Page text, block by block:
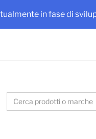
in fase di
Search
for: